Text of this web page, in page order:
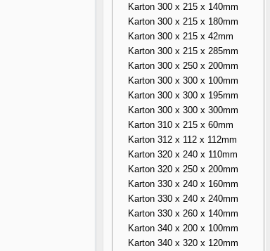
Karton 300 x 215 x 140mm
Karton 300 x 215 x 180mm
Karton 300 x 215 x 42mm
Karton 300 x 215 x 285mm
Karton 300 x 250 x 200mm
Karton 300 x 300 x 100mm
Karton 300 x 300 x 195mm
Karton 300 x 300 x 300mm
Karton 310 x 215 x 60mm
Karton 312 x 112 x 112mm
Karton 320 x 240 x 110mm
Karton 320 x 250 x 200mm
Karton 330 x 240 x 160mm
Karton 330 x 240 x 240mm
Karton 330 x 260 x 140mm
Karton 340 x 200 x 100mm
Karton 340 x 320 x 120mm